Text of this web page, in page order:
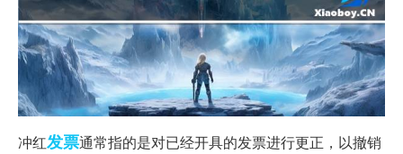
冲红发票通常指的是对已经开具的发票进行更正，以撤销